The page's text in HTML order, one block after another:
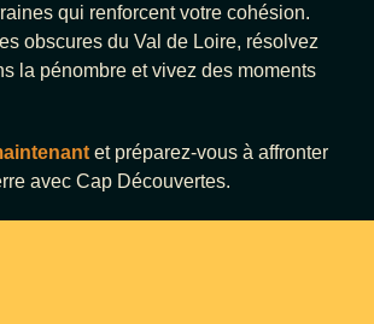
qui renforcent votre cohésion.
obscures du Val de Loire, résolvez
la pénombre et vivez des moments
et préparez-vous à affronter
avec Cap Découvertes.